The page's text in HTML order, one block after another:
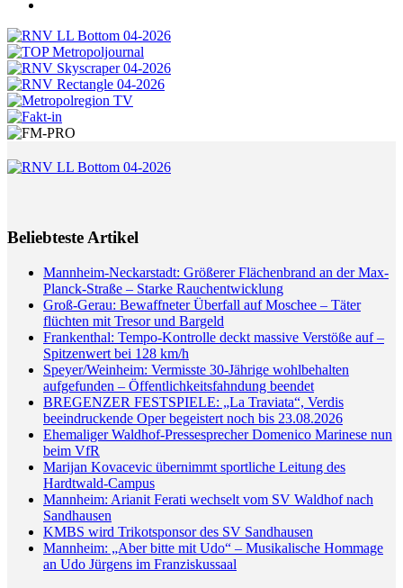
Beliebteste Artikel
Mannheim-Neckarstadt: Größerer Flächenbrand an der Max-
Planck-Straße – Starke Rauchentwicklung
Groß-Gerau: Bewaffneter Überfall auf Moschee – Täter
flüchten mit Tresor und Bargeld
Frankenthal: Tempo-Kontrolle deckt massive Verstöße auf –
Spitzenwert bei 128 km/h
Speyer/Weinheim: Vermisste 30-Jährige wohlbehalten
aufgefunden – Öffentlichkeitsfahndung beendet
BREGENZER FESTSPIELE: „La Traviata“, Verdis
beeindruckende Oper begeistert noch bis 23.08.2026
Ehemaliger Waldhof-Pressesprecher Domenico Marinese nun
beim VfR
Marijan Kovacevic übernimmt sportliche Leitung des
Hardtwald-Campus
Mannheim: Arianit Ferati wechselt vom SV Waldhof nach
Sandhausen
KMBS wird Trikotsponsor des SV Sandhausen
Mannheim: „Aber bitte mit Udo“ – Musikalische Hommage
an Udo Jürgens im Franziskussaal